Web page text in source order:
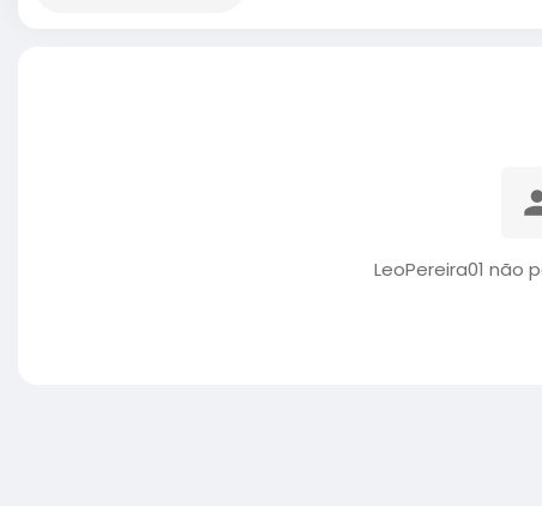
LeoPereira01 não